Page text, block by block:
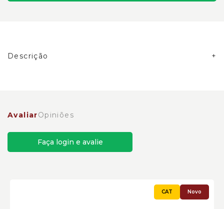
Descrição
AvaliarOpiniões
Faça login e avalie
Novo